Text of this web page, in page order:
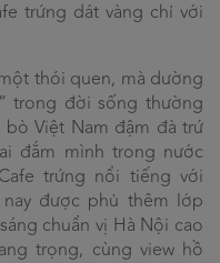
trứng dát vàng chỉ với
thói quen, mà dường
trong đời sống thường
bò Việt Nam đậm đà trứ
đắm mình trong nước
trứng nổi tiếng với
được phủ thêm lớp
chuẩn vị Hà Nội cao
trọng, cùng view hồ